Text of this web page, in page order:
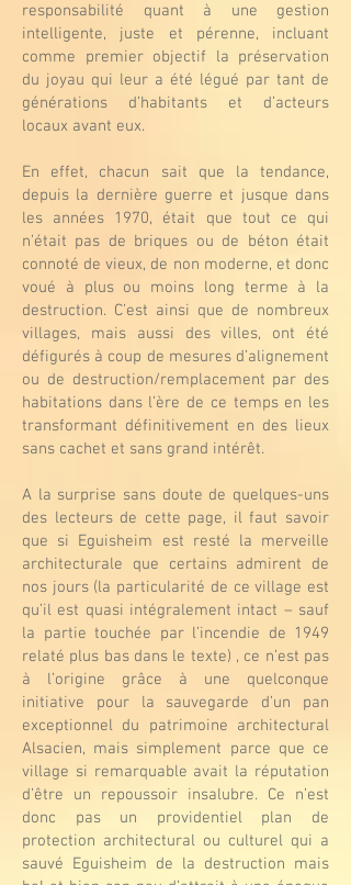
responsabilité quant à une gestion
intelligente, juste et pérenne, incluant
comme premier objectif la préservation
du joyau qui leur a été légué par tant de
générations d’habitants et d’acteurs
locaux avant eux.
En effet, chacun sait que la tendance,
depuis la dernière guerre et jusque dans
les années 1970, était que tout ce qui
n’était pas de briques ou de béton était
connoté de vieux, de non moderne, et donc
voué à plus ou moins long terme à la
destruction. C’est ainsi que de nombreux
villages, mais aussi des villes, ont été
défigurés à coup de mesures d’alignement
ou de destruction/remplacement par des
habitations dans l’ère de ce temps en les
transformant définitivement en des lieux
sans cachet et sans grand intérêt.
A la surprise sans doute de quelques-uns
des lecteurs de cette page, il faut savoir
que si Eguisheim est resté la merveille
architecturale que certains admirent de
nos jours (la particularité de ce village est
qu’il est quasi intégralement intact – sauf
la partie touchée par l’incendie de 1949
relaté plus bas dans le texte) , ce n’est pas
à l’origine grâce à une quelconque
initiative pour la sauvegarde d’un pan
exceptionnel du patrimoine architectural
Alsacien, mais simplement parce que ce
village si remarquable avait la réputation
d’être un repoussoir insalubre. Ce n’est
donc pas un providentiel plan de
protection architectural ou culturel qui a
sauvé Eguisheim de la destruction mais